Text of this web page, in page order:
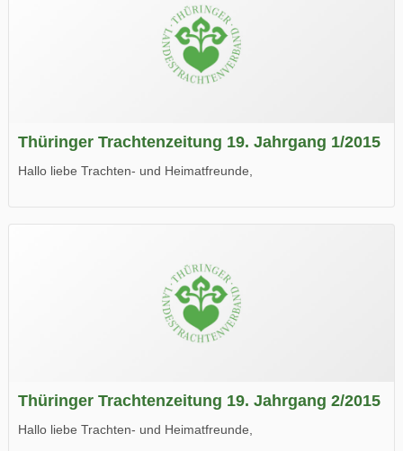
Thüringer Trachtenzeitung 19. Jahrgang 1/2015
Hallo liebe Trachten- und Heimatfreunde,
Wir wünschen Euch viel Spaß beim Lesen.
Thüringer Trachtenzeitung 19. Jahrgang 2/2015
Hallo liebe Trachten- und Heimatfreunde,